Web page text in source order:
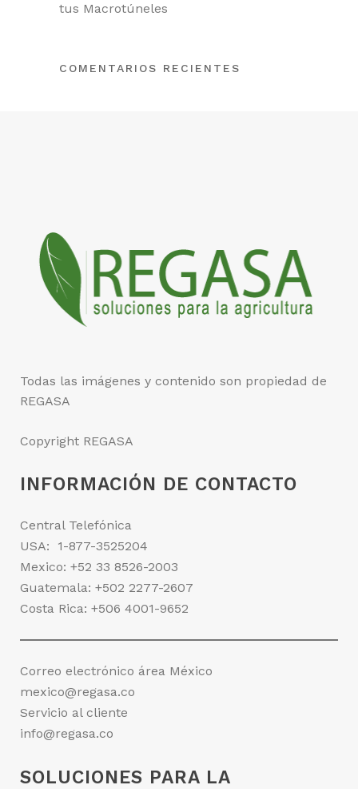
tus Macrotúneles
COMENTARIOS RECIENTES
Todas las imágenes y contenido son propiedad de
REGASA
Copyright REGASA
INFORMACIÓN DE CONTACTO
Central Telefónica
USA: 1-877-3525204
Mexico: +52 33 8526-2003
Guatemala: +502 2277-2607
Costa Rica: +506 4001-9652
Correo electrónico área México
mexico@regasa.co
Servicio al cliente
info@regasa.co
SOLUCIONES PARA LA